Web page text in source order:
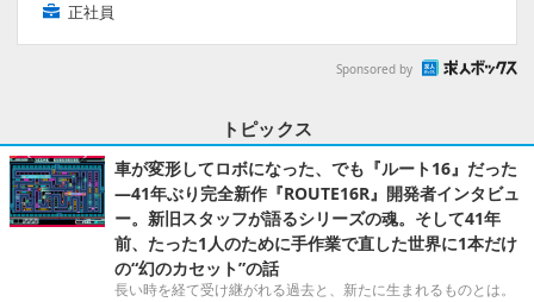
正社員
Sponsored by
トピックス
車が変形してロボになった、でも『ルート16』だった
―41年ぶり完全新作『ROUTE16R』開発者インタビュ
ー。新旧スタッフが語るシリーズの魂。そして41年
前、たった1人のために手作業で直した世界に1本だけ
の“幻のカセット”の話
長い時を経て受け継がれる過去と、新たに生まれるものとは。